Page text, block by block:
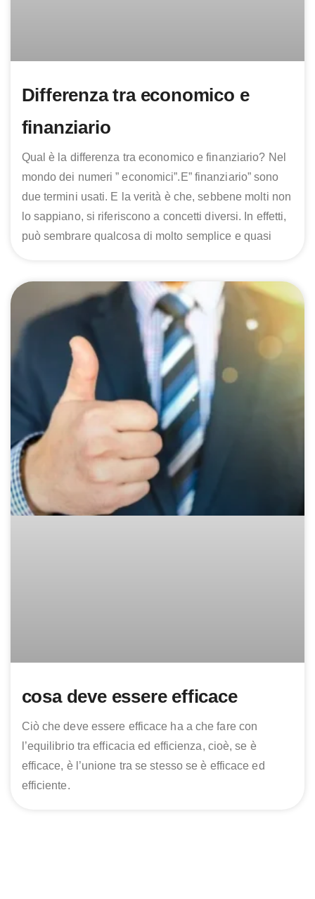
Differenza tra economico e
finanziario
Qual è la differenza tra economico e finanziario? Nel
mondo dei numeri ” economici”.E” finanziario” sono
due termini usati. E la verità è che, sebbene molti non
lo sappiano, si riferiscono a concetti diversi. In effetti,
può sembrare qualcosa di molto semplice e quasi
cosa deve essere efficace
Ciò che deve essere efficace ha a che fare con
l’equilibrio tra efficacia ed efficienza, cioè, se è
efficace, è l’unione tra se stesso se è efficace ed
efficiente.